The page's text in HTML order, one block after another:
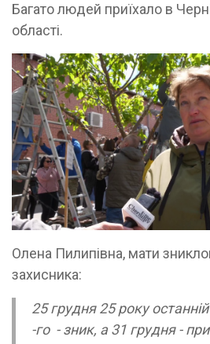
Багато людей приїхало в
області.
Олена Пилипівна, мати
захисника:
25 грудня 25 року
-го - зник, а 31 грудня -